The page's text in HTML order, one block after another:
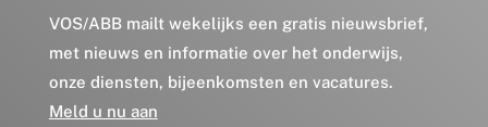
VOS/ABB mailt wekelijks een gratis nieuwsbrief,
met nieuws en informatie over het onderwijs,
onze diensten, bijeenkomsten en vacatures.
Meld u nu aan